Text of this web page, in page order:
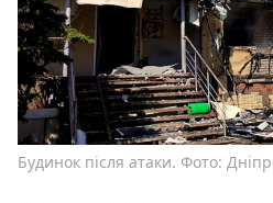
Будинок після атаки. Фото: